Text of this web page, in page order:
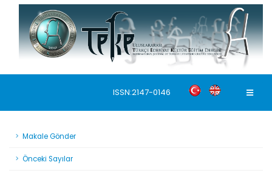
ISSN:2147-0146
Makale Gönder
Önceki Sayılar